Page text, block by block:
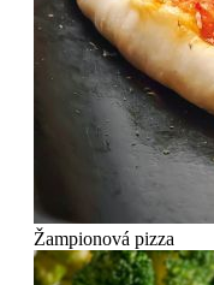
Žampionová pizza